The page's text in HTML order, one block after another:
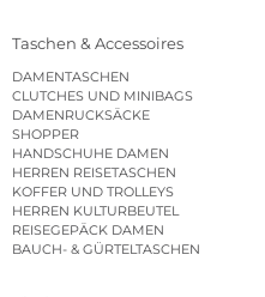
Taschen & Accessoires
DAMENTASCHEN
CLUTCHES UND MINIBAGS
DAMENRUCKSÄCKE
SHOPPER
HANDSCHUHE DAMEN
HERREN REISETASCHEN
KOFFER UND TROLLEYS
HERREN KULTURBEUTEL
REISEGEPÄCK DAMEN
BAUCH- & GÜRTELTASCHEN